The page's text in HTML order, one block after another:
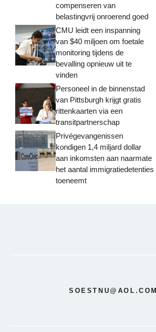
compenseren van
belastingvrij onroerend goed
CMU leidt een inspanning
van $40 miljoen om foetale
monitoring tijdens de
bevalling opnieuw uit te
vinden
Personeel in de binnenstad
van Pittsburgh krijgt gratis
rittenkaarten via een
transitpartnerschap
Privégevangenissen
kondigen 1,4 miljard dollar
aan inkomsten aan naarmate
het aantal immigratiedetenties
toeneemt
SOESTNU@AOL.COM